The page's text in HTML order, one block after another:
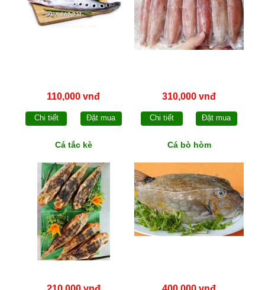
110,000 vnđ
Chi tiết Đặt mua
310,000 vnđ
Chi tiết Đặt mua
Cá tắc kè Cá bò hòm